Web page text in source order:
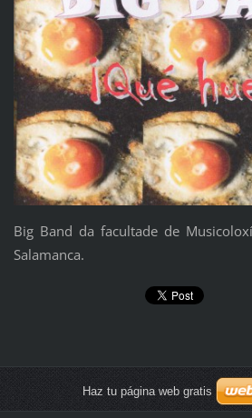
Big Band da facultade de
Salamanca.
Haz tu página web gratis